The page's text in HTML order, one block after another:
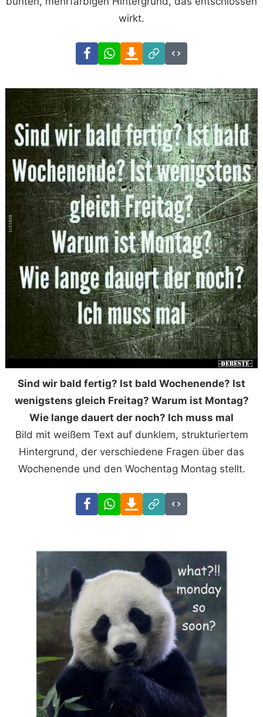
wirkt.
FacebookWhatsAppDownload
Link
Code
Sind wir bald fertig? Ist bald Wochenende? Ist
wenigstens gleich Freitag? Warum ist Montag?
Wie lange dauert der noch? Ich muss mal
Bild mit weißem Text auf dunklem, strukturiertem
Hintergrund, der verschiedene Fragen über das
Wochenende und den Wochentag Montag stellt.
FacebookWhatsAppDownload
Link
Code